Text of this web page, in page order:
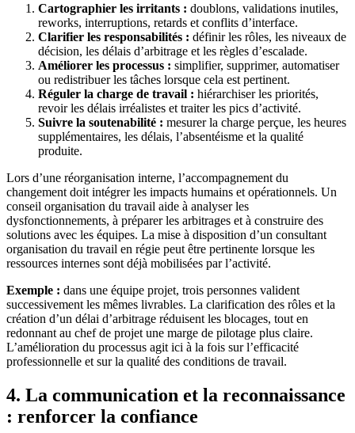
Cartographier les irritants : doublons, validations inutiles,
reworks, interruptions, retards et conflits d’interface.
Clarifier les responsabilités : définir les rôles, les niveaux de
décision, les délais d’arbitrage et les règles d’escalade.
Améliorer les processus : simplifier, supprimer, automatiser
ou redistribuer les tâches lorsque cela est pertinent.
Réguler la charge de travail : hiérarchiser les priorités,
revoir les délais irréalistes et traiter les pics d’activité.
Suivre la soutenabilité : mesurer la charge perçue, les heures
supplémentaires, les délais, l’absentéisme et la qualité
produite.
Lors d’une réorganisation interne, l’accompagnement du
changement doit intégrer les impacts humains et opérationnels. Un
conseil organisation du travail aide à analyser les
dysfonctionnements, à préparer les arbitrages et à construire des
solutions avec les équipes. La mise à disposition d’un consultant
organisation du travail en régie peut être pertinente lorsque les
ressources internes sont déjà mobilisées par l’activité.
Exemple : dans une équipe projet, trois personnes valident
successivement les mêmes livrables. La clarification des rôles et la
création d’un délai d’arbitrage réduisent les blocages, tout en
redonnant au chef de projet une marge de pilotage plus claire.
L’amélioration du processus agit ici à la fois sur l’efficacité
professionnelle et sur la qualité des conditions de travail.
4. La communication et la reconnaissance
: renforcer la confiance